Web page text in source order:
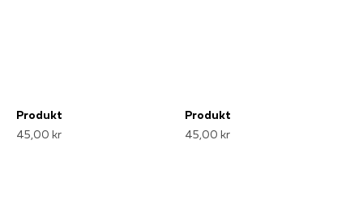
Produkt
45,00 kr
Produkt
45,00 kr